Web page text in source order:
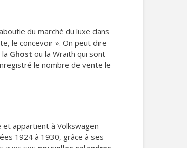
du marché du luxe dans
le concevoir ». On peut dire
Ghost ou la Wraith qui sont
le nombre de vente le
appartient à Volkswagen
1924 à 1930, grâce à ses